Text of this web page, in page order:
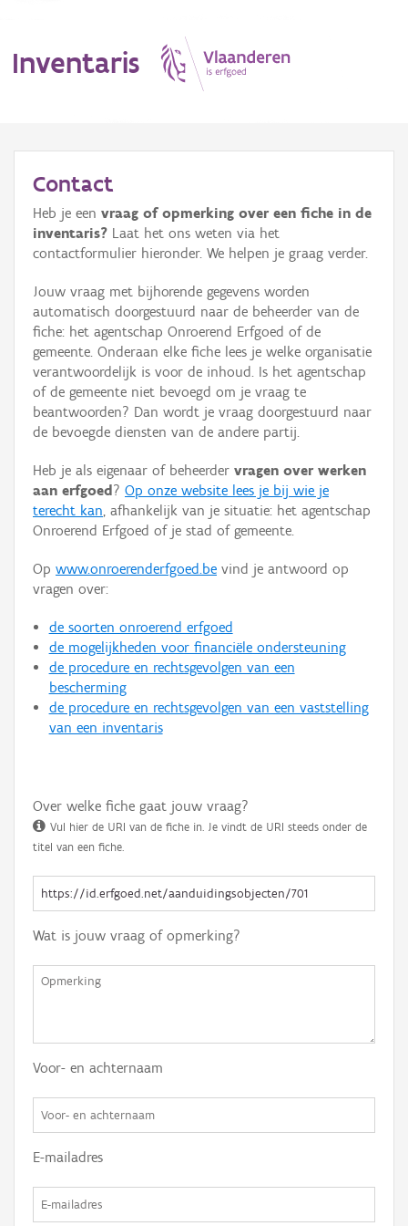
Inventaris
Erfgoedobject
Aanduidingsobject
Waarneming
Thema
Gebeurtenis
Persoon of collectief
Hergebruik
Aanmelden
Contact
Heb je een vraag of opmerking over een fiche in de
inventaris? Laat het ons weten via het
contactformulier hieronder. We helpen je graag verder.
Jouw vraag met bijhorende gegevens worden
automatisch doorgestuurd naar de beheerder van de
fiche: het agentschap Onroerend Erfgoed of de
gemeente. Onderaan elke fiche lees je welke organisatie
verantwoordelijk is voor de inhoud. Is het agentschap
of de gemeente niet bevoegd om je vraag te
beantwoorden? Dan wordt je vraag doorgestuurd naar
de bevoegde diensten van de andere partij.
Heb je als eigenaar of beheerder vragen over werken
aan erfgoed ? Op onze website lees je bij wie je
terecht kan, afhankelijk van je situatie: het agentschap
Onroerend Erfgoed of je stad of gemeente.
Op www.onroerenderfgoed.be vind je antwoord op
vragen over:
de soorten onroerend erfgoed
de mogelijkheden voor financiële ondersteuning
de procedure en rechtsgevolgen van een
bescherming
de procedure en rechtsgevolgen van een vaststelling
van een inventaris
Over welke fiche gaat jouw vraag?
Vul hier de URI van de fiche in. Je vindt de URI steeds onder de
titel van een fiche.
Wat is jouw vraag of opmerking?
Voor- en achternaam
E-mailadres